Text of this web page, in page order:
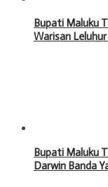
Bupati Maluku
Warisan
Bupati Maluku
Darwin Banda